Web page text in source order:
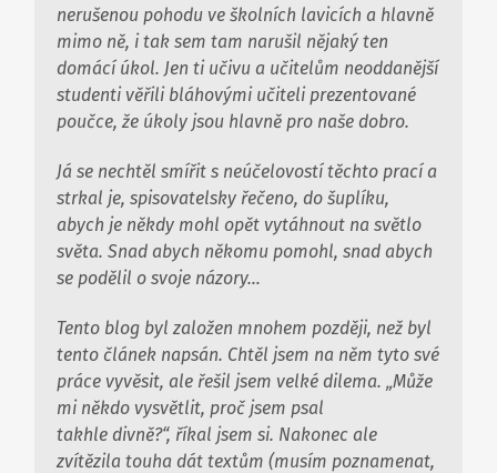
nerušenou pohodu ve školních lavicích a hlavně
mimo ně, i tak sem tam narušil nějaký ten
domácí úkol. Jen ti učivu a učitelům neoddanější
studenti věřili bláhovými učiteli prezentované
poučce, že úkoly jsou hlavně pro naše dobro.
Já se nechtěl smířit s neúčelovostí těchto prací a
strkal je, spisovatelsky řečeno, do šuplíku,
abych je někdy mohl opět vytáhnout na světlo
světa. Snad abych někomu pomohl, snad abych
se podělil o svoje názory…
Tento blog byl založen mnohem později, než byl
tento článek napsán. Chtěl jsem na něm tyto své
práce vyvěsit, ale řešil jsem velké dilema. „Může
mi někdo vysvětlit, proč jsem psal
takhledivně?“, říkal jsem si. Nakonec ale
zvítězila touha dát textům (musím poznamenat,